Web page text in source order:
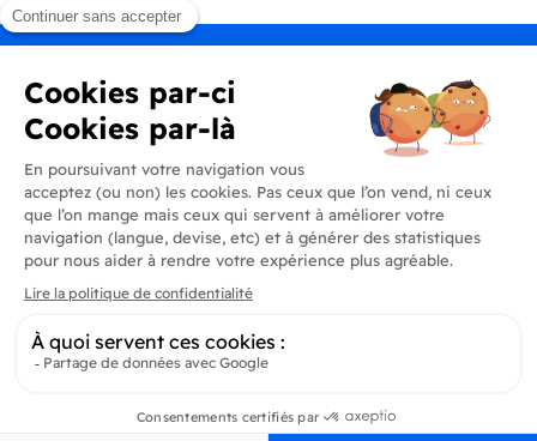
Produits
En savoir plus